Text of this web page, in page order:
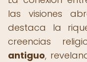
las visiones
destaca la
creencias
antiguo,